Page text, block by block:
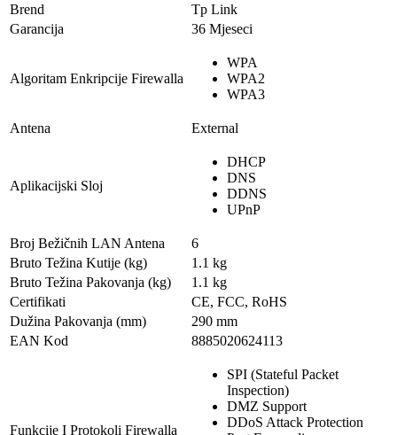
Brend
Tp Link
Garancija
36 Mjeseci
Algoritam Enkripcije Firewalla
WPA
WPA2
WPA3
Antena External
Aplikacijski Sloj
DHCP
DNS
DDNS
UPnP
Broj Bežičnih LAN Antena
6
Bruto Težina Kutije (kg)
1.1 kg
Bruto Težina Pakovanja (kg)
1.1 kg
Certifikati
CE, FCC, RoHS
Dužina Pakovanja (mm)
290 mm
EAN Kod
8885020624113
Funkcije I Protokoli Firewalla
SPI (Stateful Packet
Inspection)
DMZ Support
DDoS Attack Protection